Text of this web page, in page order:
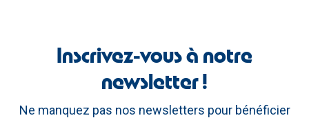
Inscrivez-vous à notre
newsletter !
Ne manquez pas nos newsletters pour bénéficier